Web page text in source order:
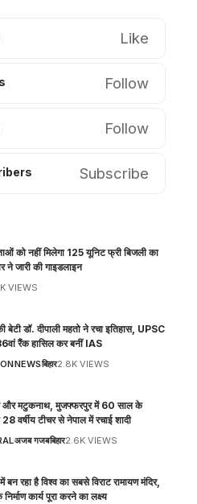
Like
Follow
Follow
Subscribe
को नहीं मिलेगा 125 यूनिट फ्री बिजली का
ने जारी की गाइडलाइन
VIEWS
बेटी डॉ. दीपाली महतो ने रचा इतिहास, UPSC
रैंक हासिल कर बनीं IAS
NEWSबिहार2.8K VIEWS
और मटुकनाथ, मुजफ्फरपुर में 60 साल के
वर्षीय टीचर से नेपाल में रचाई शादी
अजब गजबबिहार2.6K VIEWS
में बन रहा है विश्व का सबसे विराट रामायण मंदिर,
कार्य पूरा करने का लक्ष्य